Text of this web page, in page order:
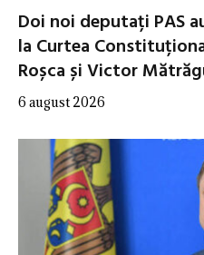
Doi noi deputați PAS
la Curtea
Roșca și Victor
6 august 2026